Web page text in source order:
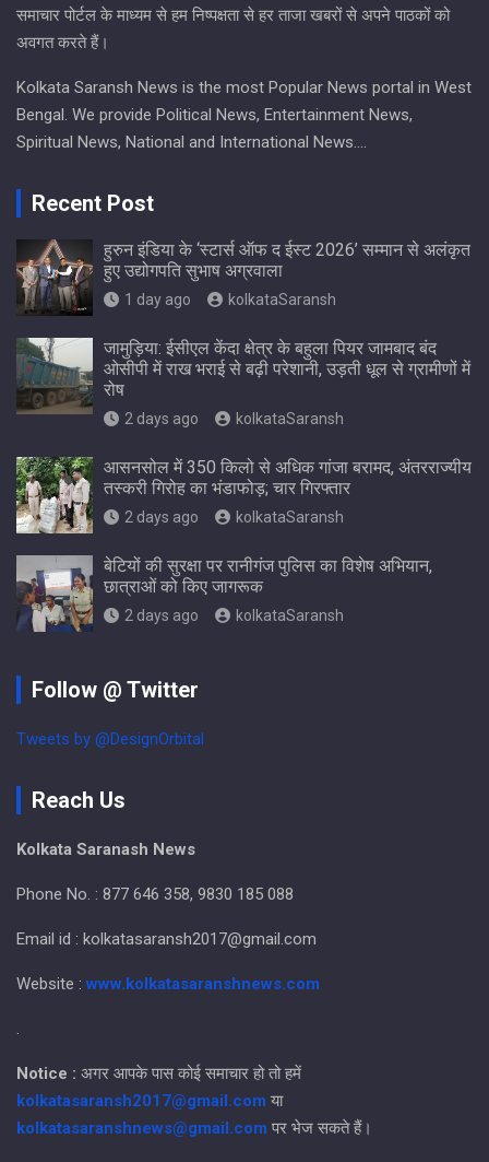
समाचार पोर्टल के माध्यम से हम निष्पक्षता से हर ताजा खबरों से अपने पाठकों को
अवगत करते हैं।
Kolkata Saransh News is the most Popular News portal in West
Bengal. We provide Political News, Entertainment News,
Spiritual News, National and International News….
Recent Post
हुरुन इंडिया के ‘स्टार्स ऑफ द ईस्ट 2026’ सम्मान से अलंकृत
हुए उद्योगपति सुभाष अग्रवाला
1 day ago kolkataSaransh
जामुड़िया: ईसीएल केंदा क्षेत्र के बहुला पियर जामबाद बंद
ओसीपी में राख भराई से बढ़ी परेशानी, उड़ती धूल से ग्रामीणों में
रोष
2 days ago kolkataSaransh
आसनसोल में 350 किलो से अधिक गांजा बरामद, अंतरराज्यीय
तस्करी गिरोह का भंडाफोड़; चार गिरफ्तार
2 days ago kolkataSaransh
बेटियों की सुरक्षा पर रानीगंज पुलिस का विशेष अभियान,
छात्राओं को किए जागरूक
2 days ago kolkataSaransh
Follow @ Twitter
Tweets by @DesignOrbital
Reach Us
Kolkata Saranash News
Phone No. : 877 646 358, 9830 185 088
Email id : kolkatasaransh2017@gmail.com
Website : www.kolkatasaranshnews.com
.
Notice : अगर आपके पास कोई समाचार हो तो हमें
kolkatasaransh2017@gmail.com या
kolkatasaranshnews@gmail.com पर भेज सकते हैं।